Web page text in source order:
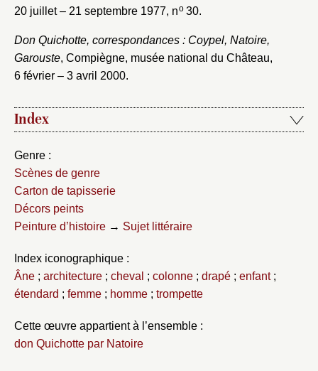
20 juillet – 21 septembre 1977, no30.
Don Quichotte, correspondances : Coypel, Natoire,
Garouste, Compiègne, musée national du Château,
6 février – 3 avril 2000.
Index
Genre :
Scènes de genre
Carton de tapisserie
Décors peints
Peinture d’histoire → Sujet littéraire
Index iconographique :
Âne ; architecture ; cheval ; colonne ; drapé ; enfant;
étendard ; femme ; homme ; trompette
Cette œuvre appartient à l’ensemble :
don Quichotte par Natoire